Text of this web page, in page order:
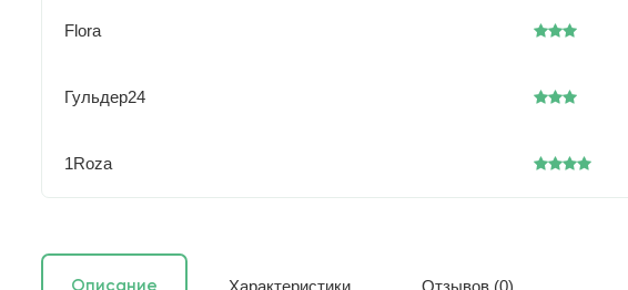
Flora
Гульдер24
1Roza
Описание Характеристики Отзывов (0)